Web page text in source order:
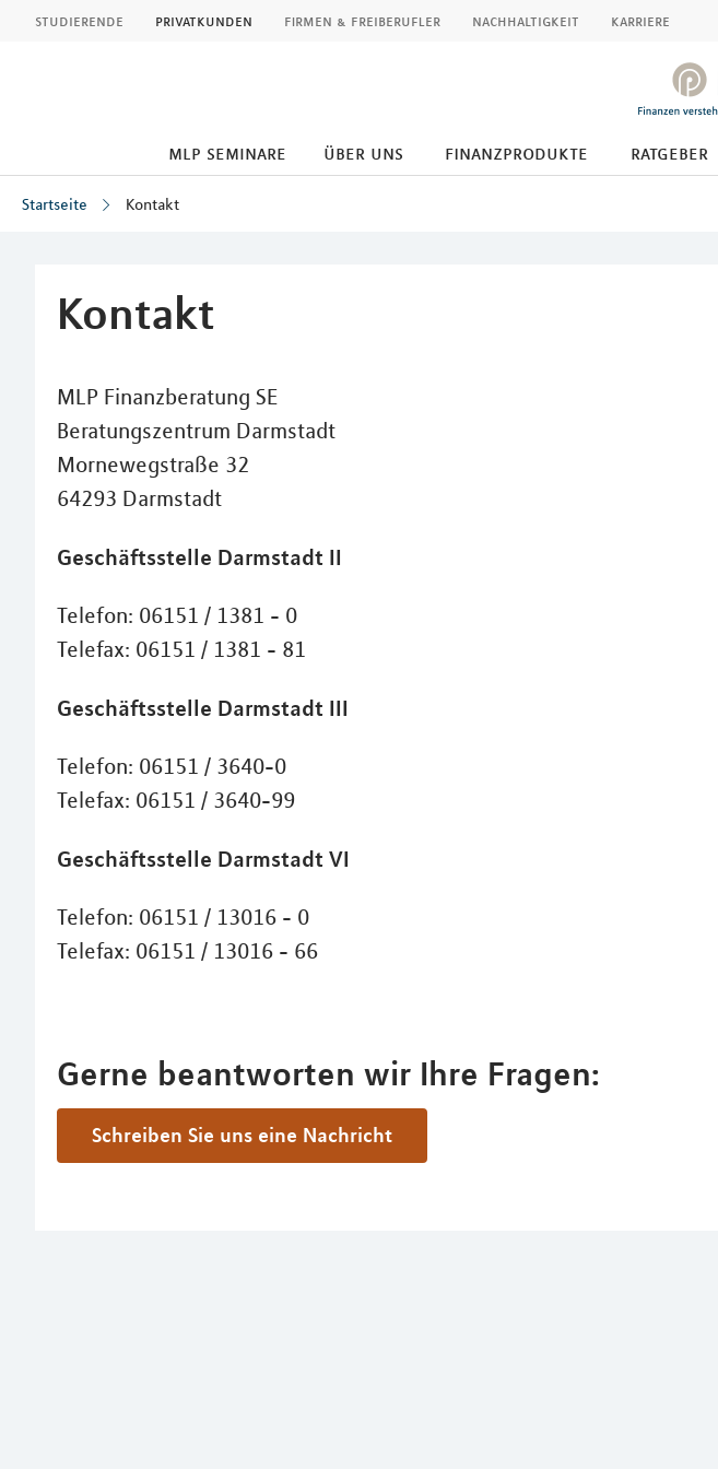
studierende privatkunden firmen & freiberufler nachhaltigkeit karriere
mlp seminare über uns finanzprodukte ratgeber
Startseite Kontakt
Kontakt
MLP Finanzberatung SE
Beratungszentrum Darmstadt
Mornewegstraße 32
64293 Darmstadt
Geschäftsstelle Darmstadt II
Telefon: 06151 / 1381 - 0
Telefax: 06151 / 1381 - 81
Geschäftsstelle Darmstadt III
Telefon: 06151 / 3640-0
Telefax: 06151 / 3640-99
Geschäftsstelle Darmstadt VI
Telefon: 06151 / 13016 - 0
Telefax: 06151 / 13016 - 66
Gerne beantworten wir Ihre Fragen:
Schreiben Sie uns eine Nachricht